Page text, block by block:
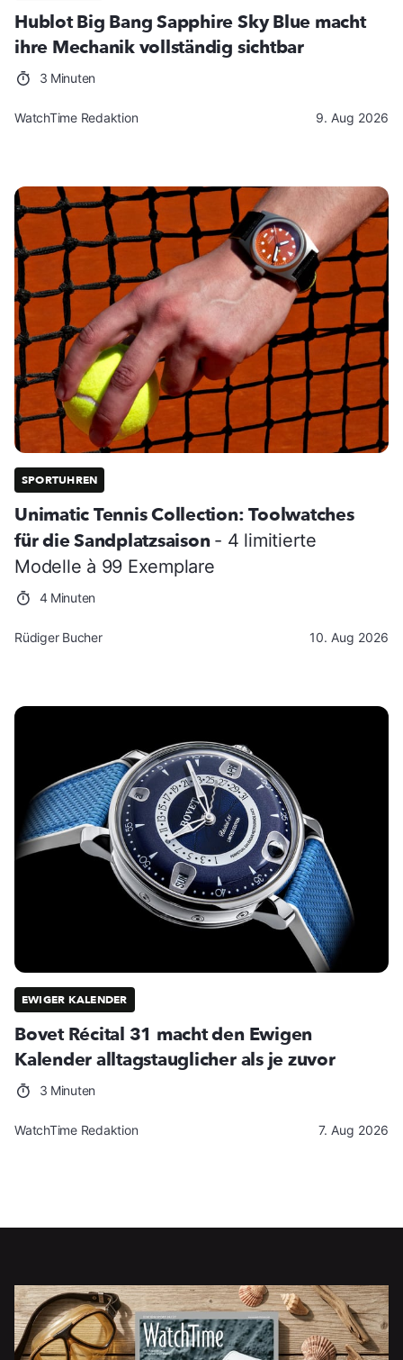
Hublot Big Bang Sapphire Sky Blue macht
ihre Mechanik vollständig sichtbar
3 Minuten
WatchTime Redaktion 9. Aug 2026
SPORTUHREN
Unimatic Tennis Collection: Toolwatches
für die Sandplatzsaison - 4 limitierte
Modelle à 99 Exemplare
4 Minuten
Rüdiger Bucher 10. Aug 2026
EWIGER KALENDER
Bovet Récital 31 macht den Ewigen
Kalender alltagstauglicher als je zuvor
3 Minuten
WatchTime Redaktion 7. Aug 2026